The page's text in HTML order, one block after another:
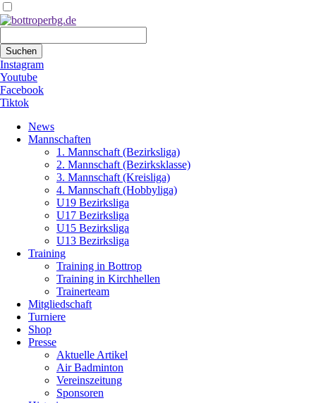
Suchen
Instagram
Youtube
Facebook
Tiktok
überspringen
News
Mannschaften
1. Mannschaft (Bezirksliga)
2. Mannschaft (Bezirksklasse)
3. Mannschaft (Kreisliga)
4. Mannschaft (Hobbyliga)
U19 Bezirksliga
U17 Bezirksliga
U15 Bezirksliga
U13 Bezirksliga
Training
Training in Bottrop
Training in Kirchhellen
Trainerteam
Mitgliedschaft
Turniere
Shop
Presse
Aktuelle Artikel
Air Badminton
Vereinszeitung
Sponsoren